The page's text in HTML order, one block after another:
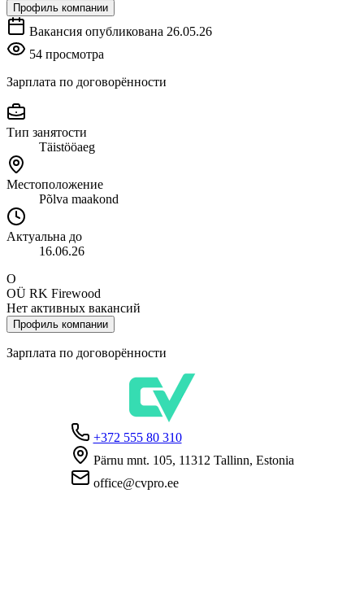
Профиль компании
Вакансия опубликована 26.05.26
54 просмотра
Зарплата по договорённости
Тип занятости
Täistööaeg
Местоположение
Põlva maakond
Актуальна до
16.06.26
O
OÜ RK Firewood
Нет активных вакансий
Профиль компании
Зарплата по договорённости
+372 555 80 310
Pärnu mnt. 105, 11312 Tallinn, Estonia
office@cvpro.ee